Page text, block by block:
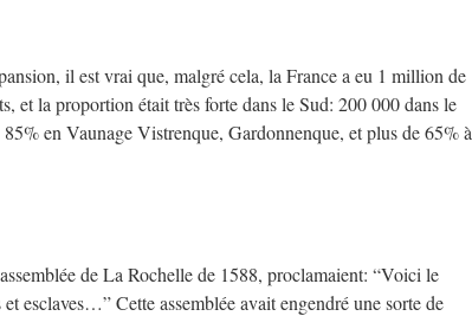
il est vrai que, malgré cela, la France a eu 1 million de
et la proportion était très forte dans le Sud: 200 000 dans le
en Vaunage Vistrenque, Gardonnenque, et plus de 65% à
de La Rochelle de 1588, proclamaient: “Voici le
esclaves…” Cette assemblée avait engendré une sorte de